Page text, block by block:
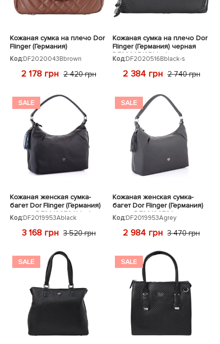
Кожаная сумка на плечо Dor
Flinger (Германия)
коричневая
DF2020043Bbrown
Код:DF2020043Bbrown
2 178 грн 2 420 грн
Кожаная сумка на плечо Dor
Flinger (Германия) черная
DF2020516Bblack
Код:DF2020516Bblack-s
2 384 грн 2 740 грн
SALE
Кожаная женская сумка-
багет Dor Flinger (Германия)
черная DF2019953Ablack
Код:DF2019953Ablack
3 168 грн 3 520 грн
SALE
Кожаная женская сумка-
багет Dor Flinger (Германия)
серая DF2019953Agrey
Код:DF2019953Agrey
2 984 грн 3 470 грн
SALE SALE